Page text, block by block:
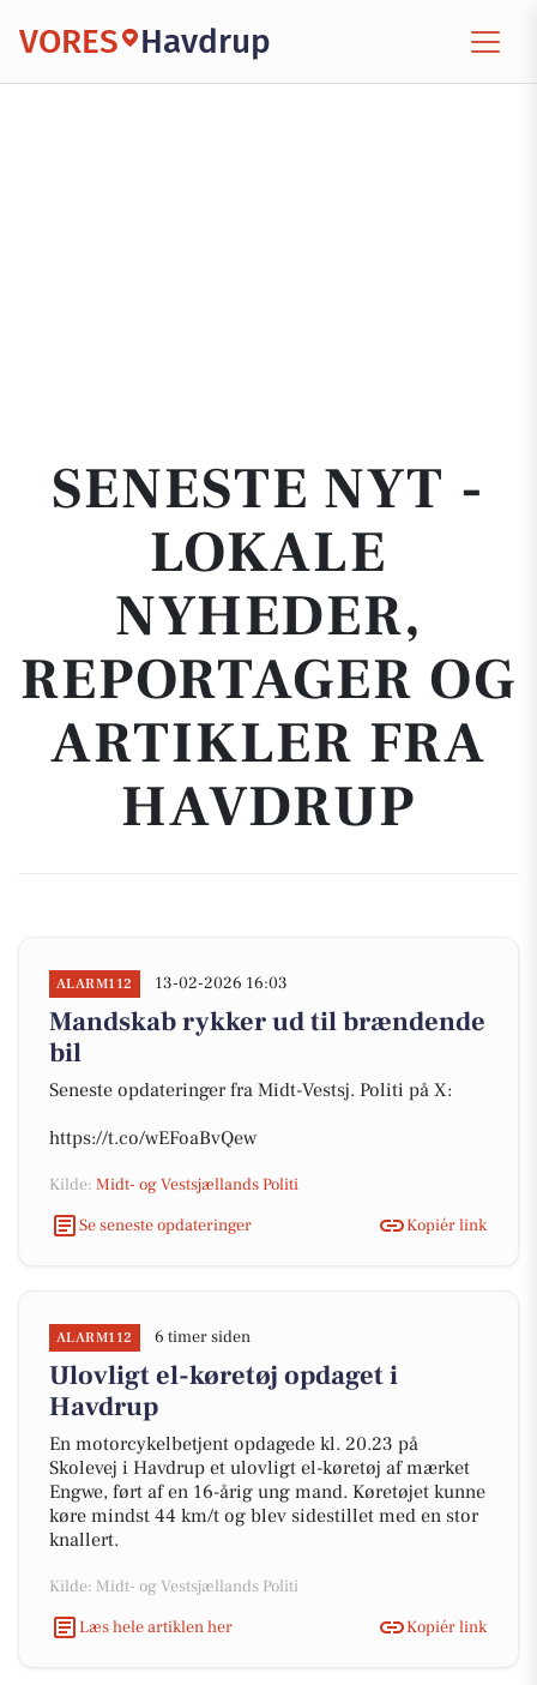
VORES Havdrup
SENESTE NYT -
LOKALE
NYHEDER,
REPORTAGER OG
ARTIKLER FRA
HAVDRUP
ALARM112 13-02-2026 16:03
Mandskab rykker ud til brændende
bil
Seneste opdateringer fra Midt-Vestsj. Politi på X:
https://t.co/wEFoaBvQew
Kilde: Midt- og Vestsjællands Politi
Se seneste opdateringer
Kopiér link
ALARM112 6 timer siden
Ulovligt el-køretøj opdaget i
Havdrup
En motorcykelbetjent opdagede kl. 20.23 på
Skolevej i Havdrup et ulovligt el-køretøj af mærket
Engwe, ført af en 16-årig ung mand. Køretøjet kunne
køre mindst 44 km/t og blev sidestillet med en stor
knallert.
Kilde: Midt- og Vestsjællands Politi
Læs hele artiklen her
Kopiér link